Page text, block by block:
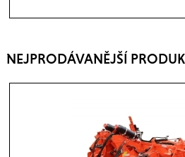
NEJPRODÁVANĚJŠÍ